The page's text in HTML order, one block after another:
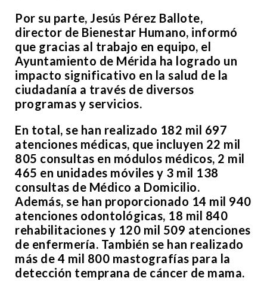
Por su parte, Jesús Pérez Ballote,
director de Bienestar Humano, informó
que gracias al trabajo en equipo, el
Ayuntamiento de Mérida ha logrado un
impacto significativo en la salud de la
ciudadanía a través de diversos
programas y servicios.
En total, se han realizado 182 mil 697
atenciones médicas, que incluyen 22 mil
805 consultas en módulos médicos, 2 mil
465 en unidades móviles y 3 mil 138
consultas de Médico a Domicilio.
Además, se han proporcionado 14 mil 940
atenciones odontológicas, 18 mil 840
rehabilitaciones y 120 mil 509 atenciones
de enfermería. También se han realizado
más de 4 mil 800 mastografías para la
detección temprana de cáncer de mama.